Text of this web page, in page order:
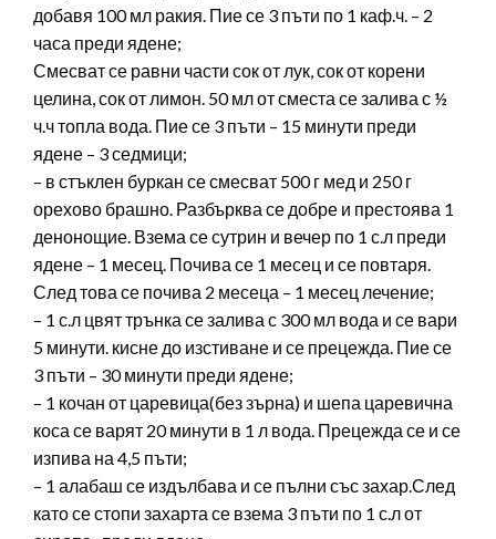
добавя 100 мл ракия. Пие се 3 пъти по 1 каф.ч. – 2
часа преди ядене;
Смесват се равни части сок от лук, сок от корени
целина, сок от лимон. 50 мл от сместа се залива с ½
ч.ч топла вода. Пие се 3 пъти – 15 минути преди
ядене – 3 седмици;
– в стъклен буркан се смесват 500 г мед и 250 г
орехово брашно. Разбърква се добре и престоява 1
денонощие. Взема се сутрин и вечер по 1 с.л преди
ядене – 1 месец. Почива се 1 месец и се повтаря.
След това се почива 2 месеца – 1 месец лечение;
– 1 с.л цвят трънка се залива с 300 мл вода и се вари
5 минути. кисне до изстиване и се прецежда. Пие се
3 пъти – 30 минути преди ядене;
– 1 кочан от царевица(без зърна) и шепа царевична
коса се варят 20 минути в 1 л вода. Прецежда се и се
изпива на 4,5 пъти;
– 1 алабаш се издълбава и се пълни със захар.След
като се стопи захарта се взема 3 пъти по 1 с.л от